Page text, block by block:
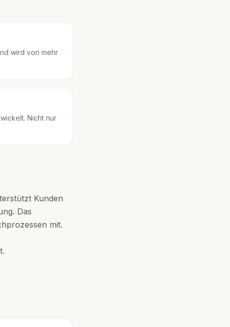
wird von mehr
Nicht nur
Kunden
Das
mit.